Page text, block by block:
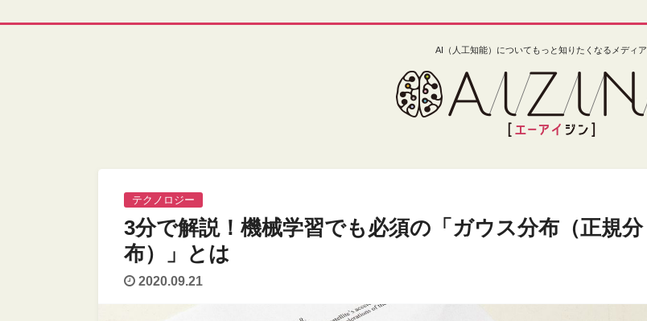
AI（人工知能）についてもっと知りたくなるメディア
テクノロジー
3分で解説！機械学習でも必須の「ガウス分布（正規分
布）」とは
2020.09.21